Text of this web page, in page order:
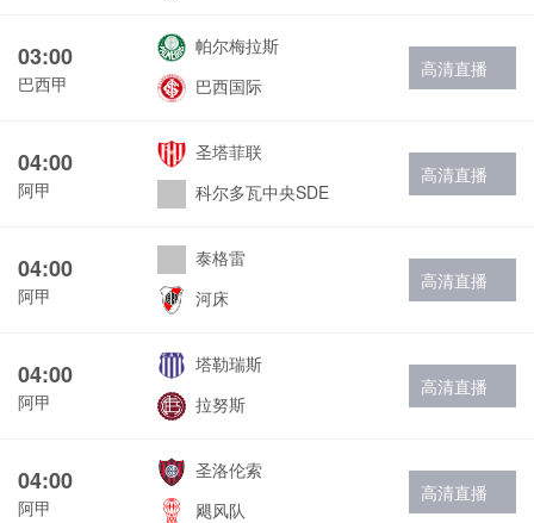
03:00
巴西甲
帕尔梅拉斯
巴西国际
高清直播
04:00
阿甲
圣塔菲联
科尔多瓦中央SDE
高清直播
04:00
阿甲
泰格雷
河床
高清直播
04:00
阿甲
塔勒瑞斯
拉努斯
高清直播
04:00
阿甲
圣洛伦索
飓风队
高清直播